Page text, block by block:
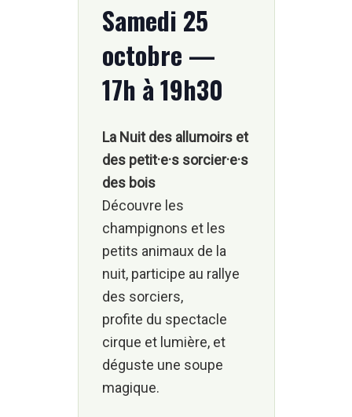
Samedi 25
octobre —
17h à 19h30
La Nuit des allumoirs et
des petit·e·s sorcier·e·s
des bois
Découvre les
champignons et les
petits animaux de la
nuit, participe au rallye
des sorciers,
profite du spectacle
cirque et lumière, et
déguste une soupe
magique.